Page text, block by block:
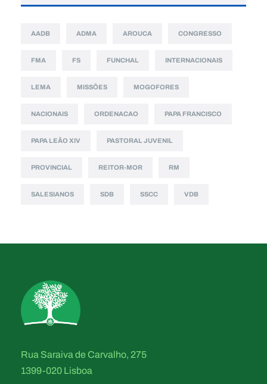
AADB ADMA AROUCA CONGRESSO
FMA FS FUNCHAL INTERNACIONAIS
LEMA MISSÕES MOGOFORES
NACIONAIS ORDENACAO PAPA FRANCISCO
PAPA LEÃO XIV PASTORAL JUVENIL
PROVINCIAL REITOR-MOR RM
SALESIANOS SDB SSCC VDB
Rua Saraiva de Carvalho, 275
1399-020 Lisboa